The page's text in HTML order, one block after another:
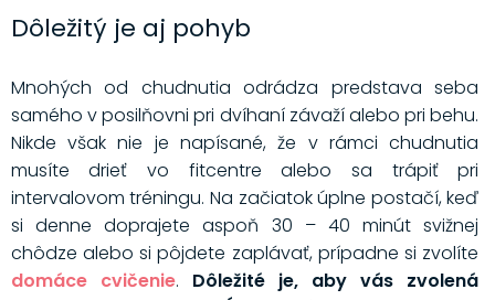
Dôležitý je aj pohyb
Mnohých od chudnutia odrádza predstava seba
samého v posilňovni pri dvíhaní závaží alebo pri behu.
Nikde však nie je napísané, že v rámci chudnutia
musíte drieť vo fitcentre alebo sa trápiť pri
intervalovom tréningu. Na začiatok úplne postačí, keď
si denne doprajete aspoň 30 – 40 minút svižnej
chôdze alebo si pôjdete zaplávať, prípadne si zvolíte
domáce cvičenie. Dôležité je, aby vás zvolená